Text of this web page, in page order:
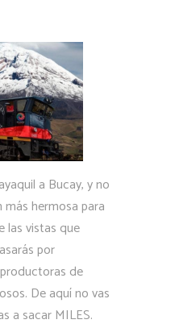
a Bucay, y no
hermosa para
las vistas que
por
de
De aquí no vas
a sacar MILES.